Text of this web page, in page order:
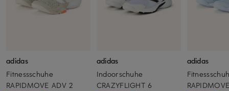
adidas
Fitnessschuhe
RAPIDMOVE ADV 2
adidas
Indoorschuhe
CRAZYFLIGHT 6
adidas